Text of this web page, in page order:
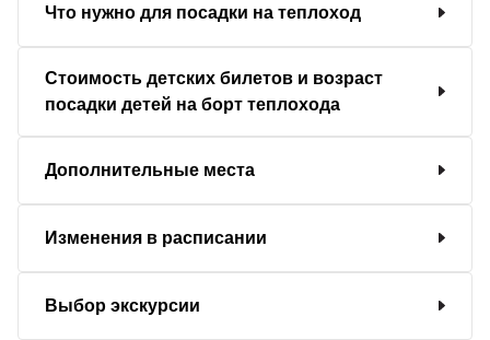
Что нужно для посадки на теплоход
Стоимость детских билетов и возраст
посадки детей на борт теплохода
Дополнительные места
Изменения в расписании
Выбор экскурсии